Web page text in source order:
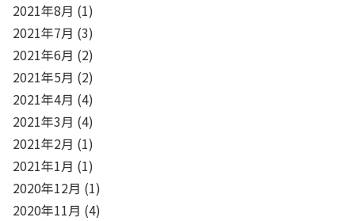
2021年8月 (1)
2021年7月 (3)
2021年6月 (2)
2021年5月 (2)
2021年4月 (4)
2021年3月 (4)
2021年2月 (1)
2021年1月 (1)
2020年12月 (1)
2020年11月 (4)